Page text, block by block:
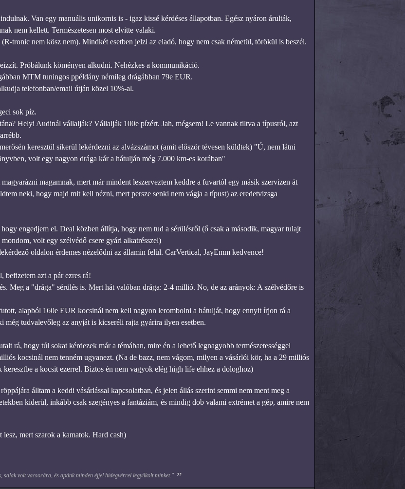
Van egy manuális unikornis is - igaz kissé kérdéses állapotban. Egész nyáron árulták,
nem kellett. Természetesen most elvitte valaki.
tronic nem kösz nem). Mindkét esetben jelzi az eladó, hogy nem csak németül, törökül is beszél.
Próbálunk köményen alkudni. Nehézkes a kommunikáció.
MTM tuningos ppéldány némileg drágábban 79e EUR.
telefonban/email útján közel 10%-al.
sok píz.
Helyi Audinál vállalják? Vállalják 100e pízért. Jah, mégsem! Le vannak tiltva a típusról, azt
keresztül sikerül lekérdezni az alvázszámot (amit először tévesen küldtek) "Ú, nem látni
volt egy nagyon drága kár a hátulján még 7.000 km-es korában"
magamnak, mert már mindent leszerveztem keddre a fuvartól egy másik szervizen át
neki, hogy majd mit kell nézni, mert persze senki nem vágja a típust) az eredetvizsga
engedjem el. Deal közben állítja, hogy nem tud a sérülésről (ő csak a második, magyar tulajt
volt egy szélvédő csere gyári alkatrésszel)
oldalon érdemes nézelődni az államin felül. CarVertical, JayEmm kedvence!
befizetem azt a pár ezres rá!
Meg a "drága" sérülés is. Mert hát valóban drága: 2-4 millió. No, de az arányok: A szélvédőre is
alapból 160e EUR kocsinál nem kell nagyon lerombolni a hátulját, hogy ennyit írjon rá a
még tudvalevőleg az anyját is kicseréli rajta gyárira ilyen esetben.
rá, hogy túl sokat kérdezek már a témában, mire én a lehető legnagyobb természetességgel
kocsinál nem tenném ugyanezt. (Na de bazz, nem vágom, milyen a vásárlói kör, ha a 29 milliós
keresztbe a kocsit ezerrel. Biztos én nem vagyok elég high life ehhez a dologhoz)
álltam a keddi vásárlással kapcsolatban, és jelen állás szerint semmi nem ment meg a
kiderül, inkább csak szegényes a fantáziám, és mindig dob valami extrémet a gép, amire nem
mert szarok a kamatok. Hard cash)
salak volt vacsorára, és apánk minden éjjel hidegvérrel legyilkolt minket."